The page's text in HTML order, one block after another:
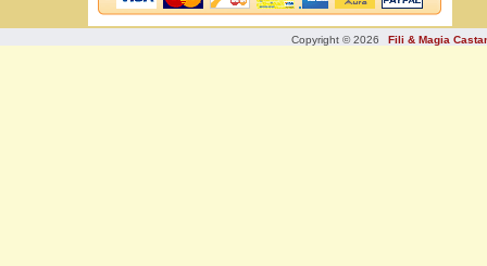
Copyright © 2026 Fili & Magia